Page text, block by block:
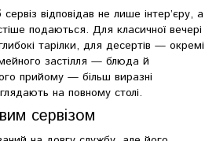
відповідав не лише інтер’єру, а
подаються. Для класичної вечері
глибокі тарілки, для десертів — окремі
застілля — блюда й
прийому — більш виразні
на повному столі.
сервізом